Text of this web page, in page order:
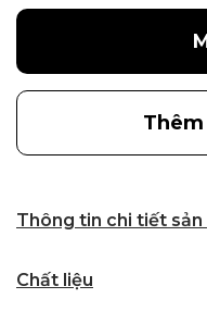
Thông tin chi tiết sản
Chất liệu